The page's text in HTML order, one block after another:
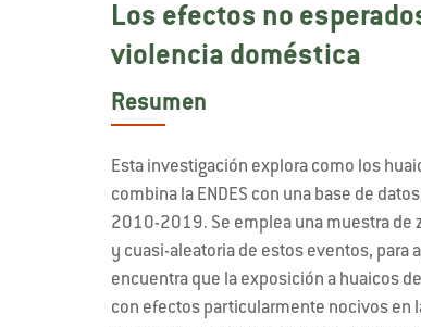
Los efectos no
violencia doméstica
Resumen
Esta investigación explora como los
combina la ENDES con una base de
2010-2019. Se emplea una muestra de
y cuasi-aleatoria de estos eventos, para
encuentra que la exposición a huaicos
con efectos particularmente nocivos en